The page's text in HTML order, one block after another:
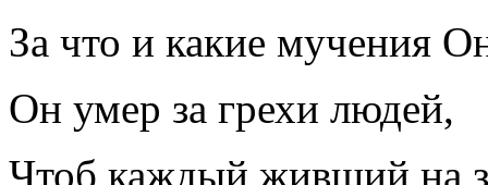
За что и какие мучения
Он умер за грехи людей,
Чтоб каждый живший на